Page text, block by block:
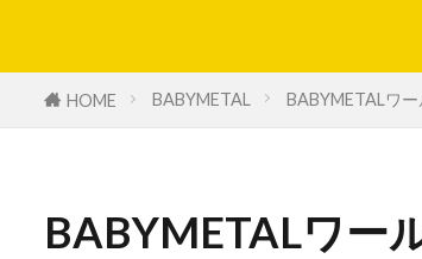
HOME BABYMETAL BABYMETALワ
BABYMETALワー